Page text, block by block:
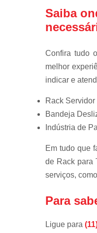
Saiba
Confira tudo
melhor
indicar e
Rack
Bandeja
Indústria de
Em tudo que
de Rack para
serviços,
Para
Ligue para